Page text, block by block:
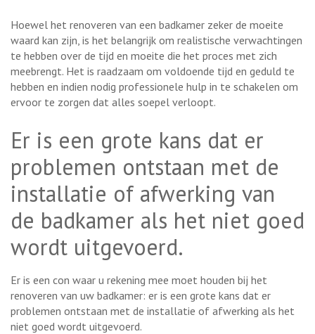
Hoewel het renoveren van een badkamer zeker de moeite
waard kan zijn, is het belangrijk om realistische verwachtingen
te hebben over de tijd en moeite die het proces met zich
meebrengt. Het is raadzaam om voldoende tijd en geduld te
hebben en indien nodig professionele hulp in te schakelen om
ervoor te zorgen dat alles soepel verloopt.
Er is een grote kans dat er
problemen ontstaan met de
installatie of afwerking van
de badkamer als het niet goed
wordt uitgevoerd.
Er is een con waar u rekening mee moet houden bij het
renoveren van uw badkamer: er is een grote kans dat er
problemen ontstaan met de installatie of afwerking als het
niet goed wordt uitgevoerd.